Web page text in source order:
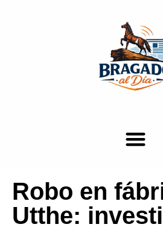
Robo en
Utthe: